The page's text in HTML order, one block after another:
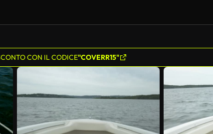
CON IL CODICE"COVERR15"